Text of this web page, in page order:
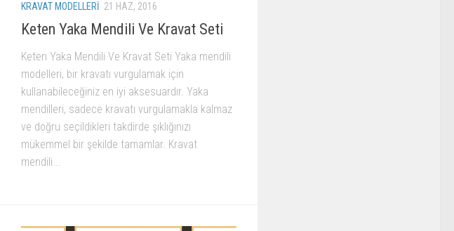
KRAVAT MODELLERI 21 HAZ, 2016
Keten Yaka Mendili Ve Kravat Seti
Keten Yaka Mendili Ve Kravat Seti Yaka mendili
modelleri, bir kravatı vurgulamak için
kullanabileceğiniz en iyi aksesuardır. Yaka
mendilleri, sadece kravatı vurgulamakla kalmaz
ve doğru seçildikleri takdirde şıklığınızı
mükemmel bir şekilde tamamlar. Kravat
mendili...